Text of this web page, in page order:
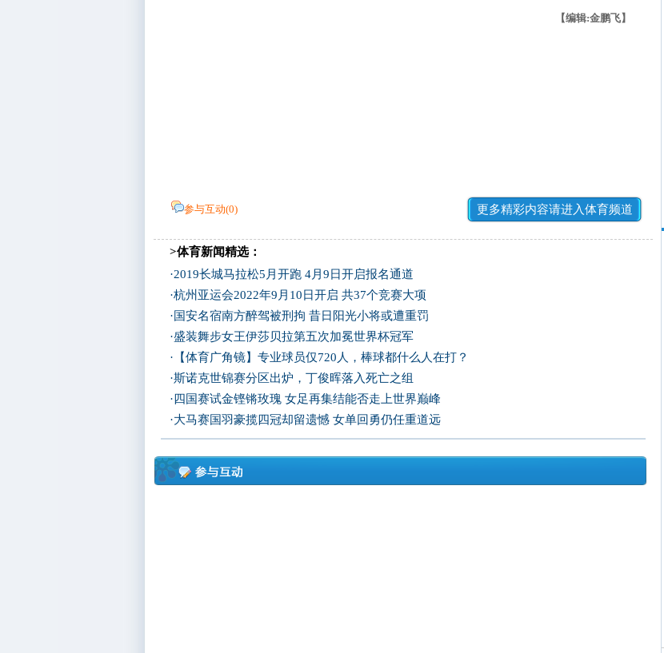
【编辑:金鹏飞】
参与互动(0) 更多精彩内容请进入体育频道
>体育新闻精选：
·2019长城马拉松5月开跑 4月9日开启报名通道
·杭州亚运会2022年9月10日开启 共37个竞赛大项
· 国安名宿南方醉驾被刑拘 昔日阳光小将或遭重罚
·盛装舞步女王伊莎贝拉第五次加冕世界杯冠军
· 【体育广角镜】专业球员仅720人，棒球都什么人在打？
·斯诺克世锦赛分区出炉，丁俊晖落入死亡之组
· 四国赛试金铿锵玫瑰 女足再集结能否走上世界巅峰
·大马赛国羽豪揽四冠却留遗憾 女单回勇仍任重道远